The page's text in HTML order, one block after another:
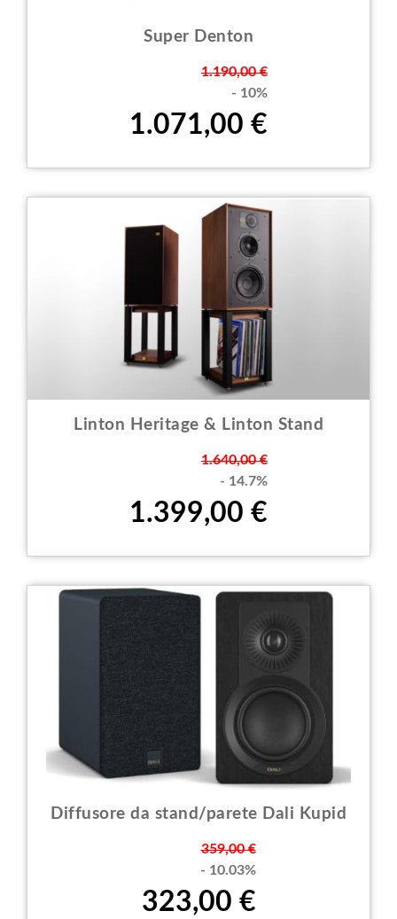
Super Denton
1.190,00 €
- 10%
1.071,00 €
Linton Heritage & Linton Stand
1.640,00 €
- 14.7%
1.399,00 €
Diffusore da stand/parete Dali Kupid
359,00 €
- 10.03%
323,00 €